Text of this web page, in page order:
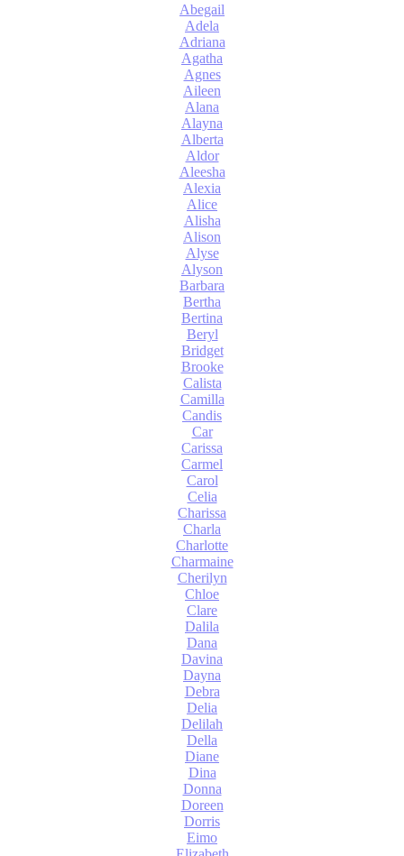
Abegail
Adela
Adriana
Agatha
Agnes
Aileen
Alana
Alayna
Alberta
Aldor
Aleesha
Alexia
Alice
Alisha
Alison
Alyse
Alyson
Barbara
Bertha
Bertina
Beryl
Bridget
Brooke
Calista
Camilla
Candis
Car
Carissa
Carmel
Carol
Celia
Charissa
Charla
Charlotte
Charmaine
Cherilyn
Chloe
Clare
Dalila
Dana
Davina
Dayna
Debra
Delia
Delilah
Della
Diane
Dina
Donna
Doreen
Dorris
Eimo